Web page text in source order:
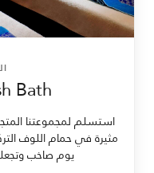
Bath
استسلم لمجموعتنا
مثيرة في حمام اللوف
يوم صاخب